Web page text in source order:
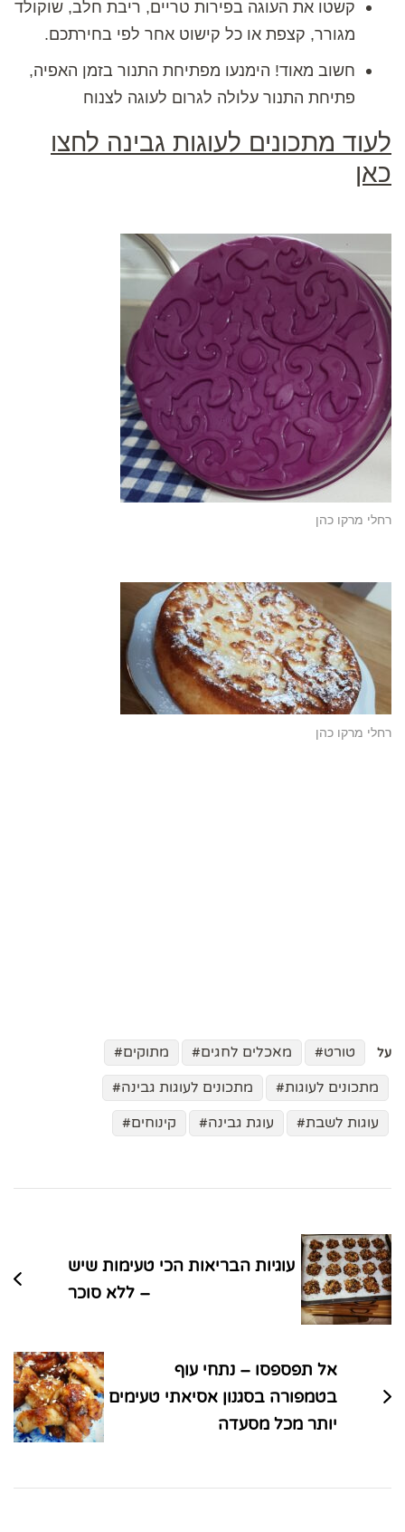
קשטו את העוגה בפירות טריים, ריבת חלב, שוקולד
מגורר, קצפת או כל קישוט אחר לפי בחירתכם.
חשוב מאוד! הימנעו מפתיחת התנור בזמן האפיה,
פתיחת התנור עלולה לגרום לעוגה לצנוח
לעוד מתכונים לעוגות גבינה לחצו
כאן
רחלי מרקו כהן
רחלי מרקו כהן
על טורט מאכלים לחגים
מתוקים
מתכונים לעוגות
מתכונים לעוגות גבינה
עוגות לשבת
עוגת גבינה קינוחים
בפוסטים
עוגיות הבריאות הכי טעימות שיש
– ללא סוכר
אל תפספסו – נתחי עוף
בטמפורה בסגנון אסיאתי טעימים
יותר מכל מסעדה